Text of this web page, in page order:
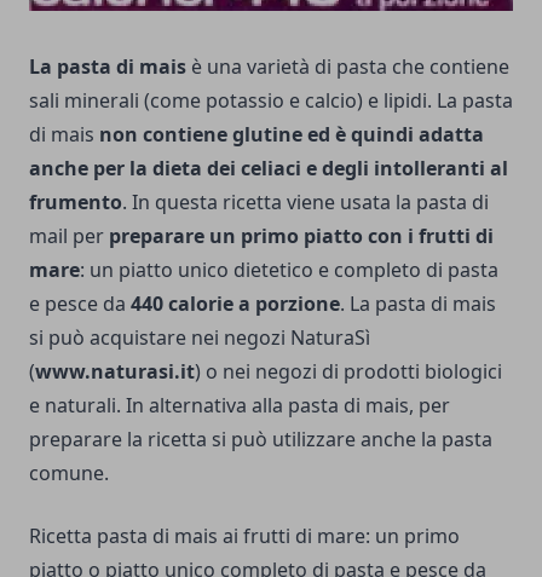
La pasta di mais è una varietà di pasta che contiene
sali minerali (come potassio e calcio) e lipidi. La pasta
di mais non contiene glutine ed è quindi adatta
anche per la dieta dei celiaci e degli intolleranti al
frumento. In questa ricetta viene usata la pasta di
mail per preparare un primo piatto con i frutti di
mare: un piatto unico dietetico e completo di pasta
e pesce da 440 calorie a porzione. La pasta di mais
si può acquistare nei negozi NaturaSì
(www.naturasi.it) o nei negozi di prodotti biologici
e naturali. In alternativa alla pasta di mais, per
preparare la ricetta si può utilizzare anche la pasta
comune.
Ricetta pasta di mais ai frutti di mare: un primo
piatto o piatto unico completo di pasta e pesce da